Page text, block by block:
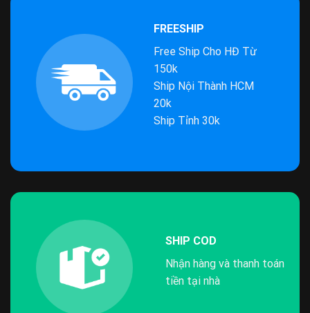
FREESHIP
Free Ship Cho HĐ Từ
150k
Ship Nội Thành HCM
20k
Ship Tỉnh 30k
SHIP COD
Nhận hàng và thanh toán
tiền tại nhà